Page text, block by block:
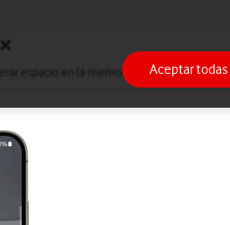
espacio en la memoria.
Aceptar todas